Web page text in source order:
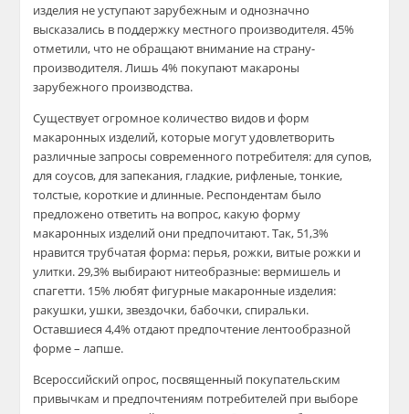
изделия не уступают зарубежным и однозначно
высказались в поддержку местного производителя. 45%
отметили, что не обращают внимание на страну-
производителя. Лишь 4% покупают макароны
зарубежного производства.
Существует огромное количество видов и форм
макаронных изделий, которые могут удовлетворить
различные запросы современного потребителя: для супов,
для соусов, для запекания, гладкие, рифленые, тонкие,
толстые, короткие и длинные. Респондентам было
предложено ответить на вопрос, какую форму
макаронных изделий они предпочитают. Так, 51,3%
нравится трубчатая форма: перья, рожки, витые рожки и
улитки. 29,3% выбирают нитеобразные: вермишель и
спагетти. 15% любят фигурные макаронные изделия:
ракушки, ушки, звездочки, бабочки, спиральки.
Оставшиеся 4,4% отдают предпочтение лентообразной
форме – лапше.
Всероссийский опрос, посвященный покупательским
привычкам и предпочтениям потребителей при выборе